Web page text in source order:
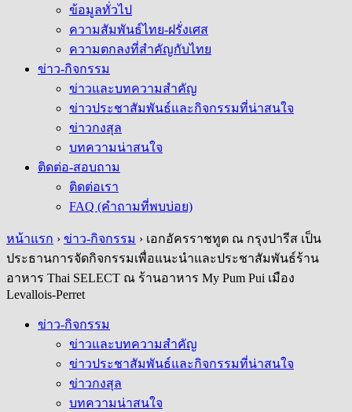
ข้อมูลทั่วไป
ความสัมพันธ์ไทย-ฝรั่งเศส
ความตกลงที่สำคัญกับไทย
ข่าว-กิจกรรม
ข่าวและบทความสำคัญ
ข่าวประชาสัมพันธ์และกิจกรรมที่น่าสนใจ
ข่าวกงสุล
บทความน่าสนใจ
ติดต่อ-สอบถาม
ติดต่อเรา
FAQ (คำถามที่พบบ่อย)
หน้าแรก › ข่าว-กิจกรรม › เอกอัครราชทูต ณ กรุงปารีส เป็น
ประธานการจัดกิจกรรมเพื่อแนะนำและประชาสัมพันธ์ร้าน
อาหาร Thai SELECT ณ ร้านอาหาร My Pum Pui เมือง
Levallois-Perret
ข่าว-กิจกรรม
ข่าวและบทความสำคัญ
ข่าวประชาสัมพันธ์และกิจกรรมที่น่าสนใจ
ข่าวกงสุล
บทความน่าสนใจ